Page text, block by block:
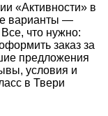
«Активности» в
варианты —
что нужно:
заказ за
предложения
условия и
в Твери